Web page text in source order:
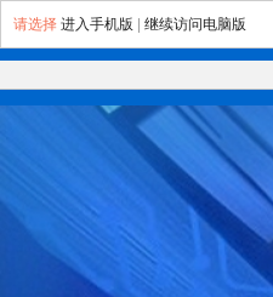
请选择 进入手机版 继续访问电脑版